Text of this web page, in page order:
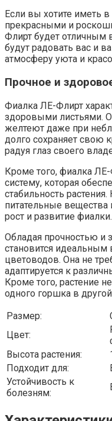
Если вы хотите иметь
прекрасными и
Флирт будет
будут радовать вас и
атмосферу уюта и
Прочное и
Фиалка ЛЕ-Флирт
здоровыми листьями.
желтеют даже при
долго сохраняет свою
радуя глаз своего
Кроме того, фиалка
систему, которая
стабильность
питательные
рост и развитие фиалки.
Обладая прочностью и
становится
цветоводов. Она не
адаптируется к
Кроме того, растение
одного горшка в
Размер:
Цвет:
Высота растения:
Подходит для:
Устойчивость к
болезням: